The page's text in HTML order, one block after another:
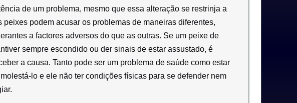
de um problema, mesmo que essa alteração se restrinja a
podem acusar os problemas de maneiras diferentes,
a factores adversos do que as outras. Se um peixe de
sempre escondido ou der sinais de estar assustado, é
a causa. Tanto pode ser um problema de saúde como estar
lo e ele não ter condições físicas para se defender nem